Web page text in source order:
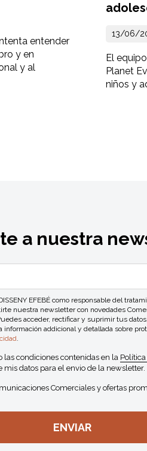
entender
y en
y al
13/06/
El
Planet
niños y
a nuestra
EFEBÉ como responsable del
nuestra newsletter con novedades
acceder, rectificar y suprimir tus
información addicional y detallada sobre
.
las condiciones contenidas en la
mis datos para el envio de la newsletter.
Comerciales y ofertas